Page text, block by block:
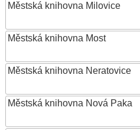
Městská knihovna Milovice
Městská knihovna Most
Městská knihovna Neratovice
Městská knihovna Nová Paka